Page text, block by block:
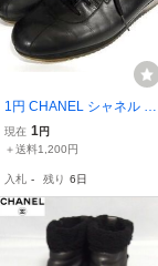
1円 CHANEL シャネル コ
コマーク スポーツライン
レザー スニーカー 表記サ
ーズ レディース ブラック
系 GB5899
現在 1円
＋送料1,200円
入札 - 残り 6日